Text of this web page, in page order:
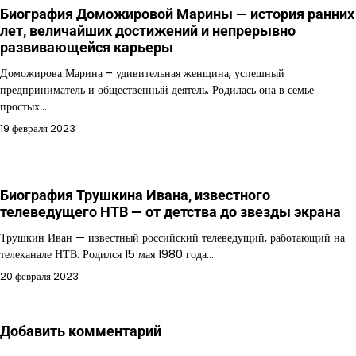
Биография Доможировой Марины — история ранних
лет, величайших достижений и непрерывно
развивающейся карьеры
Доможирова Марина – удивительная женщина, успешный
предприниматель и общественный деятель. Родилась она в семье
простых…
19 февраля 2023
Биография Трушкина Ивана, известного
телеведущего НТВ — от детства до звезды экрана
Трушкин Иван — известный российский телеведущий, работающий на
телеканале НТВ. Родился 15 мая 1980 года…
20 февраля 2023
Добавить комментарий